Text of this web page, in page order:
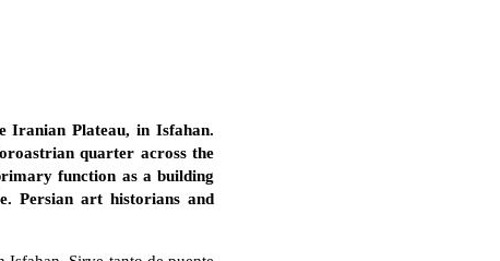
Iranian Plateau, in Isfahan.
quarter across the
function as a building
Persian art historians and